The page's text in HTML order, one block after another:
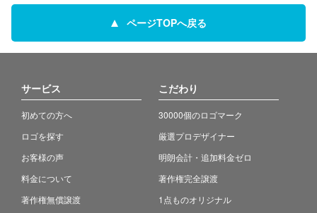
ページTOPへ戻る
サービス
初めての方へ
ロゴを探す
お客様の声
料金について
著作権無償譲渡
こだわり
30000個のロゴマーク
厳選プロデザイナー
明朗会計・追加料金ゼロ
著作権完全譲渡
1点ものオリジナル